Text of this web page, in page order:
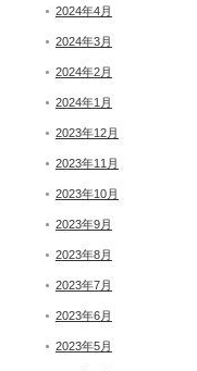
2024年4月
2024年3月
2024年2月
2024年1月
2023年12月
2023年11月
2023年10月
2023年9月
2023年8月
2023年7月
2023年6月
2023年5月